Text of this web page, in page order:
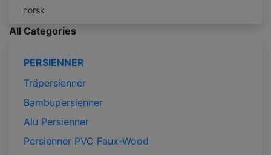
norsk
All Categories
PERSIENNER
Träpersienner
Bambupersienner
Alu Persienner
Persienner PVC Faux-Wood